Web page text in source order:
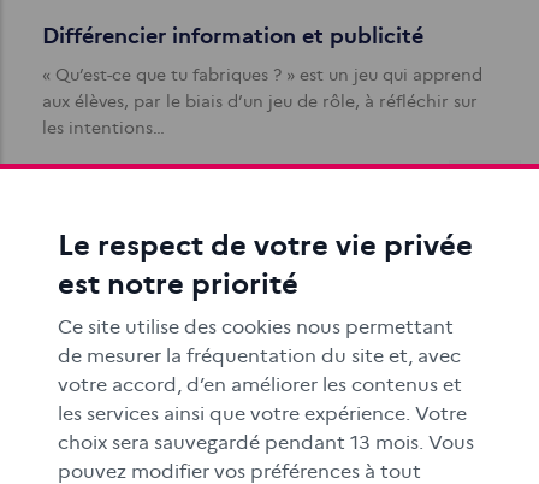
Différencier information et publicité
« Qu’est-ce que tu fabriques ? » est un jeu qui apprend
aux élèves, par le biais d’un jeu de rôle, à réfléchir sur
les intentions…
Petite typologie des publicités cachées
Comment faire passer au mieux un message
publicitaire ? En laissant penser qu’il ne s’agit pas d’un
message publicitaire.
Le respect de votre vie privée
est notre priorité
Ce site utilise des cookies nous permettant
de mesurer la fréquentation du site et, avec
votre accord, d’en améliorer les contenus et
les services ainsi que votre expérience. Votre
choix sera sauvegardé pendant 13 mois. Vous
pouvez modifier vos préférences à tout